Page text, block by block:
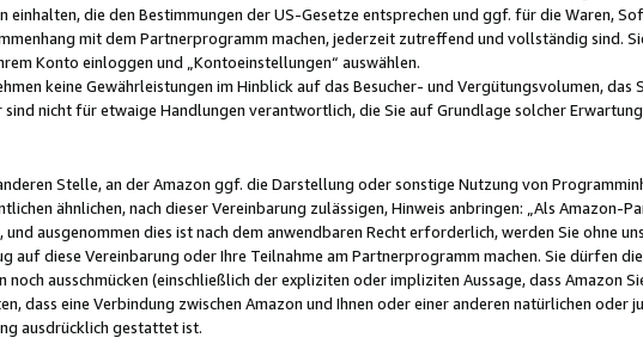
die den Bestimmungen der US-Gesetze entsprechen und ggf. für die Waren,
mit dem Partnerprogramm machen, jederzeit zutreffend und vollständig sind.
Konto einloggen und „Kontoeinstellungen“ auswählen.
keine Gewährleistungen im Hinblick auf das Besucher- und Vergütungsvolumen, das
nicht für etwaige Handlungen verantwortlich, die Sie auf Grundlage solcher
Stelle, an der Amazon ggf. die Darstellung oder sonstige Nutzung von
ähnlichen, nach dieser Vereinbarung zulässigen, Hinweis anbringen: „Als Amazon-
und ausgenommen dies ist nach dem anwendbaren Recht erforderlich, werden Sie ohne
auf diese Vereinbarung oder Ihre Teilnahme am Partnerprogramm machen. Sie dürfen
ausschmücken (einschließlich der expliziten oder impliziten Aussage, dass Amazon
dass eine Verbindung zwischen Amazon und Ihnen oder einer anderen natürlichen oder
ausdrücklich gestattet ist.